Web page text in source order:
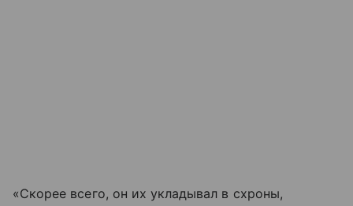
«Скорее всего, он их укладывал в схроны,